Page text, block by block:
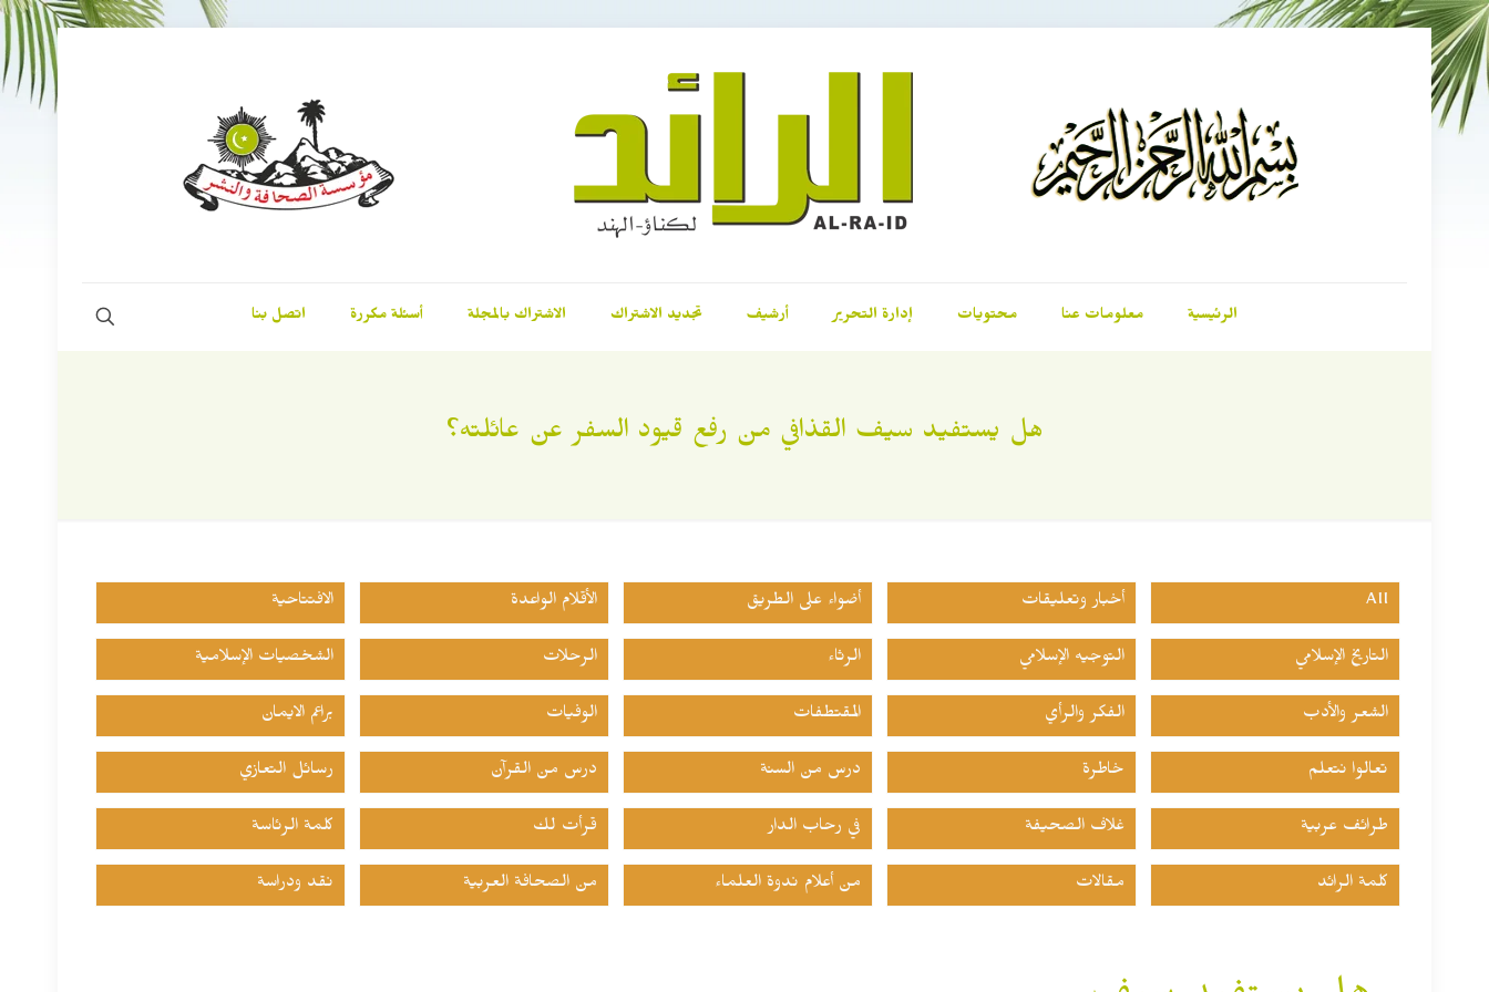
الرئيسية معلومات عنا محتويات إدارة التحرير أرشيف تجديد الاشتراك الاشتراك بالمجلة أسئلة مكررة اتصل بنا
هل يستفيد سيف القذافي من رفع قيود السفر عن عائلته؟
All أخبار وتعليقات أضواء على الطريق الأقلام الواعدة الافتتاحية
التاريخ الإسلامي التوجيه الإسلامي الرثاء الرحلات الشخصيات الإسلامية
الشعر والأدب الفكر والرأي المقتطفات الوفيات براعم الايمان
تعالوا نتعلم خاطرة درس من السنة درس من القرآن رسائل التعازي
طرائف عربية غلاف الصحيفة في رحاب الدار قرأت لك كلمة الرئاسة
كلمة الرائد مقالات من أعلام ندوة العلماء من الصحافة العربية نقد ودراسة